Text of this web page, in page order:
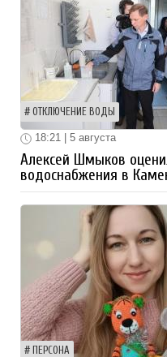
ОТКЛЮЧЕНИЕ ВОДЫ
18:21 | 5 августа
Алексей Шмыков
водоснабжения в
ПЕРСОНА